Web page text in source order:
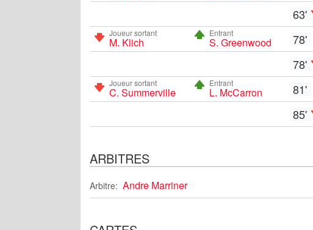
63'
Joueur sortant
M. Klich
Entrant
S. Greenwood
78'
78'
Joueur sortant
C. Summerville
Entrant
L. McCarron
81'
85'
ARBITRES
Arbitre: Andre Marriner